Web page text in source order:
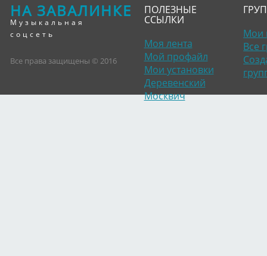
НА ЗАВАЛИНКЕ
Музыкальная
соцсеть
Все права защищены © 2016
ПОЛЕЗНЫЕ
ССЫЛКИ
Моя лента
Мой профайл
Мои установки
Деревенский
Москвич
Мои
Все